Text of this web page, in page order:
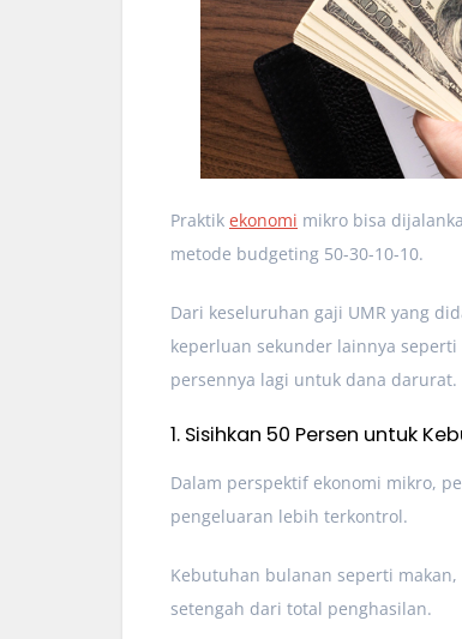
Praktik ekonomi mikro bisa
metode budgeting 50-30-10-10.
Dari keseluruhan gaji UMR yang
keperluan sekunder lainnya
persennya lagi untuk dana darurat.
1. Sisihkan 50 Persen untuk
Dalam perspektif ekonomi mikro,
pengeluaran lebih terkontrol.
Kebutuhan bulanan seperti
setengah dari total penghasilan.